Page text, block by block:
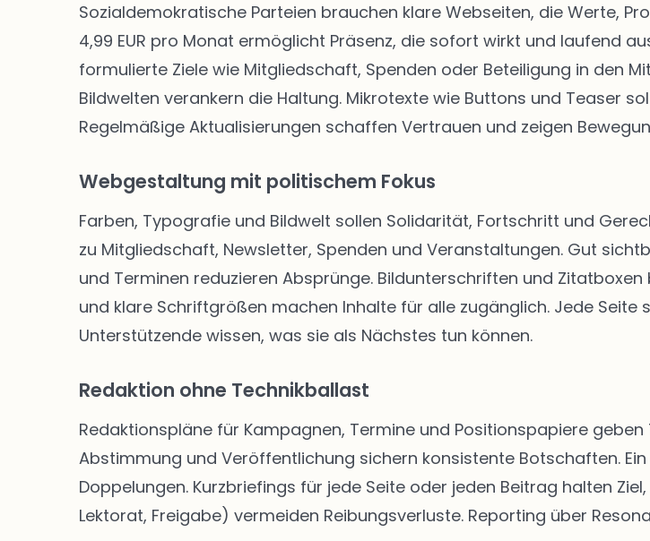
Sozialdemokratische Parteien brauchen klare Webseiten, die Werte,
4,99 EUR pro Monat ermöglicht Präsenz, die sofort wirkt und laufend
formulierte Ziele wie Mitgliedschaft, Spenden oder Beteiligung in den
Bildwelten verankern die Haltung. Mikrotexte wie Buttons und Teaser
Regelmäßige Aktualisierungen schaffen Vertrauen und zeigen
Webgestaltung mit politischem Fokus
Farben, Typografie und Bildwelt sollen Solidarität, Fortschritt und
zu Mitgliedschaft, Newsletter, Spenden und Veranstaltungen. Gut
und Terminen reduzieren Absprünge. Bildunterschriften und
und klare Schriftgrößen machen Inhalte für alle zugänglich. Jede
Unterstützende wissen, was sie als Nächstes tun können.
Redaktion ohne Technikballast
Redaktionspläne für Kampagnen, Termine und Positionspapiere
Abstimmung und Veröffentlichung sichern konsistente Botschaften.
Doppelungen. Kurzbriefings für jede Seite oder jeden Beitrag halten
Lektorat, Freigabe) vermeiden Reibungsverluste. Reporting über